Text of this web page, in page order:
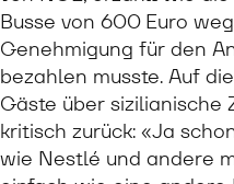
Busse von 600 Euro
Genehmigung für den
bezahlen musste. Auf
Gäste über sizilianische
kritisch zurück: «Ja
wie Nestlé und andere